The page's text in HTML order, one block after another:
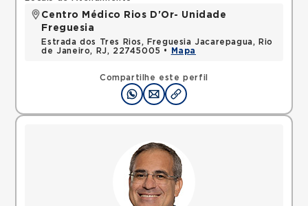
Compartilhe este perfil
Centro Médico Rios D'Or- Unidade
Freguesia
Estrada dos Tres Rios, Freguesia Jacarepagua, Rio
de Janeiro, RJ, 22745005 •
Mapa